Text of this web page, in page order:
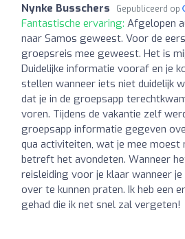
Nynke Busschers Gepubliceerd op
Fantastische ervaring: Afgelopen
naar Samos geweest. Voor de
groepsreis mee geweest. Het is
Duidelijke informatie vooraf en je
stellen wanneer iets niet duidelijk
dat je in de groepsapp
voren. Tijdens de vakantie zelf
groepsapp informatie gegeven
qua activiteiten, wat je mee moest
betreft het avondeten. Wanneer
reisleiding voor je klaar wanneer
over te kunnen praten. Ik heb een
gehad die ik net snel zal vergeten!